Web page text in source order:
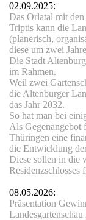
02.09.2025:
Das Orlatal mit
Triptis kann die
(planerisch,
diese um zwei
Die Stadt
im Rahmen.
Weil zwei
die Altenburger
das Jahr 2032.
So hat man bei
Als Gegenangebot
Thüringen eine
die Entwicklung
Diese sollen in die
Residenzschlosses
08.05.2026:
Präsentation
Landesgartenschau